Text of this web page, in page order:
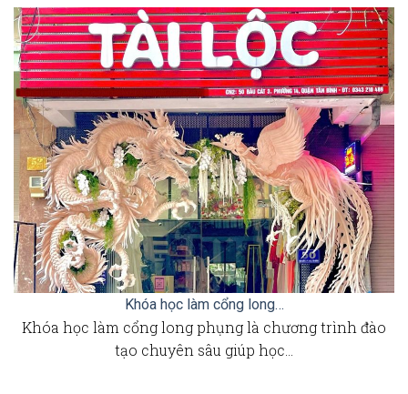
Khóa học làm cổng long…
Khóa học làm cổng long phụng là chương trình đào
tạo chuyên sâu giúp học…